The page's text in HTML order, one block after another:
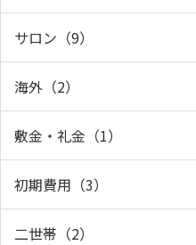
サロン（9）
海外（2）
敷金・礼金（1）
初期費用（3）
二世帯（2）